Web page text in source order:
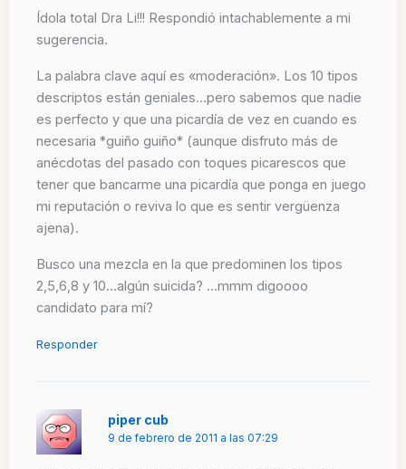
Ídola total Dra Li!!! Respondió intachablemente a mi
sugerencia.
La palabra clave aquí es «moderación». Los 10 tipos
descriptos están geniales…pero sabemos que nadie
es perfecto y que una picardía de vez en cuando es
necesaria *guiño guiño* (aunque disfruto más de
anécdotas del pasado con toques picarescos que
tener que bancarme una picardía que ponga en juego
mi reputación o reviva lo que es sentir vergüenza
ajena).
Busco una mezcla en la que predominen los tipos
2,5,6,8 y 10…algún suicida? …mmm digoooo
candidato para mí?
Responder
piper cub
9 de febrero de 2011 a las 07:29